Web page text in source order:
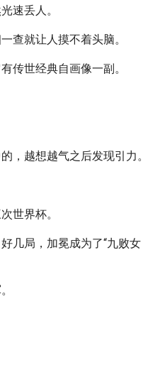
速丢人。
查就让人摸不着头脑。
传世经典自画像一副。
，越想越气之后发现引力。
世界杯。
几局，加冕成为了“九败女